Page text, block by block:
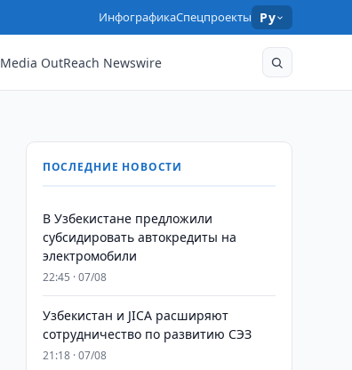
ИнфографикаСпецпроекты Ру
Media OutReach Newswire
ПОСЛЕДНИЕ НОВОСТИ
В Узбекистане предложили
субсидировать автокредиты на
электромобили
22:45 · 07/08
Узбекистан и JICA расширяют
сотрудничество по развитию СЭЗ
21:18 · 07/08